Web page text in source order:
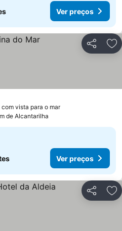
Ver preços
Partilhar
vista para o marVer preços
de Alcantarilha
Ver preços
Partilhar